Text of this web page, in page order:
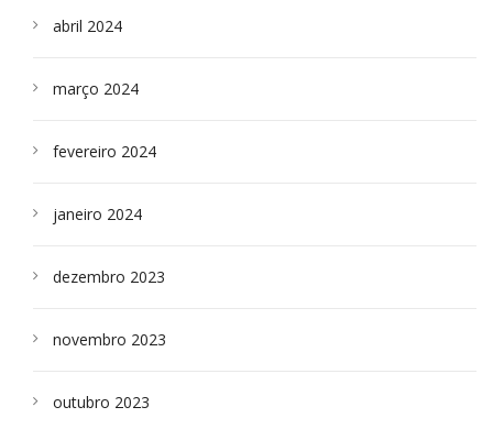
abril 2024
março 2024
fevereiro 2024
janeiro 2024
dezembro 2023
novembro 2023
outubro 2023